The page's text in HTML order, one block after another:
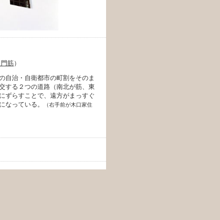
筋）
自治・自衛都市の町割をそのま
する２つの道路（南北が筋、東
ずらすことで、遠方がまっすぐ
なっている。
（右手前が木口家住